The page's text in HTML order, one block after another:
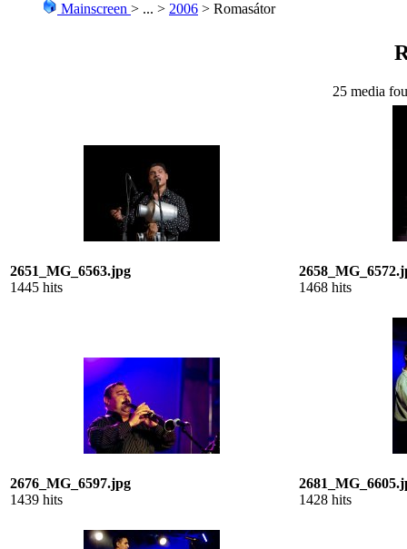
Mainscreen > ... > 2006 > Romasátor
25 media
2651_MG_6563.jpg
1445 hits
1468 hits
2676_MG_6597.jpg
1439 hits
1428 hits